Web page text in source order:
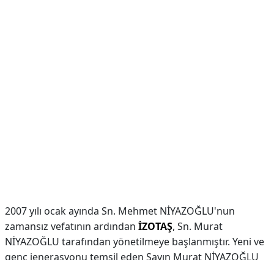
2007 yılı ocak ayında Sn. Mehmet NİYAZOĞLU'nun
zamansız vefatının ardından İZOTAŞ, Sn. Murat
NİYAZOĞLU tarafından yönetilmeye başlanmıştır. Yeni ve
genç jenerasyonu temsil eden Sayın Murat NİYAZOĞLU